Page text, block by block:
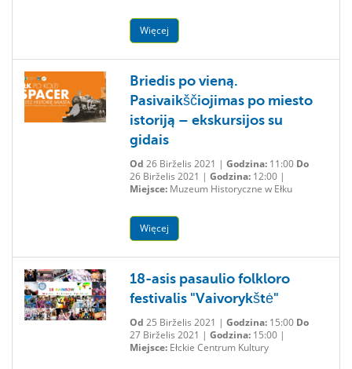
Więcej
Briedis po vieną.
Pasivaikščiojimas po miesto
istoriją – ekskursijos su
gidais
Od 26 Birželis 2021 | Godzina:11:00 Do
26 Birželis 2021 | Godzina:12:00 |
Miejsce:Muzeum Historyczne w Ełku
Więcej
18-asis pasaulio folkloro
festivalis "Vaivorykštė"
Od 25 Birželis 2021 | Godzina:15:00 Do
27 Birželis 2021 | Godzina:15:00 |
Miejsce:Ełckie Centrum Kultury